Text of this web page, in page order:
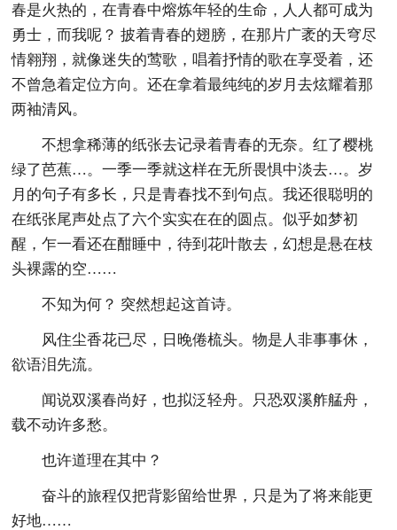
春是火热的，在青春中熔炼年轻的生命，人人都可成为
勇士，而我呢？ 披着青春的翅膀，在那片广袤的天穹尽
情翱翔，就像迷失的莺歌，唱着抒情的歌在享受着，还
不曾急着定位方向。还在拿着最纯纯的岁月去炫耀着那
两袖清风。
不想拿稀薄的纸张去记录着青春的无奈。红了樱桃
绿了芭蕉…。一季一季就这样在无所畏惧中淡去…。岁
月的句子有多长，只是青春找不到句点。我还很聪明的
在纸张尾声处点了六个实实在在的圆点。似乎如梦初
醒，乍一看还在酣睡中，待到花叶散去，幻想是悬在枝
头裸露的空……
不知为何？ 突然想起这首诗。
风住尘香花已尽，日晚倦梳头。物是人非事事休，
欲语泪先流。
闻说双溪春尚好，也拟泛轻舟。只恐双溪舴艋舟，
载不动许多愁。
也许道理在其中？
奋斗的旅程仅把背影留给世界，只是为了将来能更
好地……